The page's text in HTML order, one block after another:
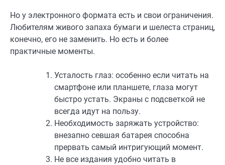
Но у электронного формата есть и свои ограничения.
Любителям живого запаха бумаги и шелеста страниц,
конечно, его не заменить. Но есть и более
практичные моменты.
Усталость глаз: особенно если читать на
смартфоне или планшете, глаза могут
быстро устать. Экраны с подсветкой не
всегда идут на пользу.
Необходимость заряжать устройство:
внезапно севшая батарея способна
прервать самый интригующий момент.
Не все издания удобно читать в